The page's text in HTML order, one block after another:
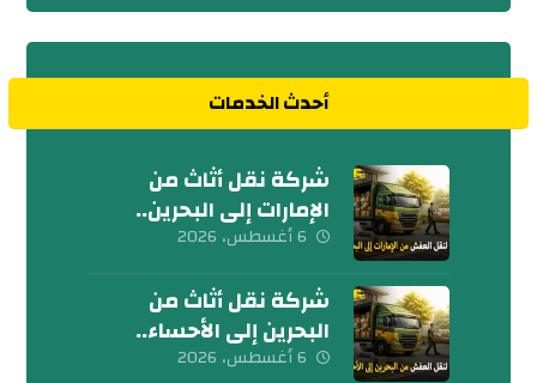
أحدث الخدمات
شركة نقل أثاث من
الإمارات إلى البحرين..
كلمنا الآن
6 أغسطس، 2026
شركة نقل أثاث من
البحرين إلى الأحساء..
إتصل بنا الآن
6 أغسطس، 2026